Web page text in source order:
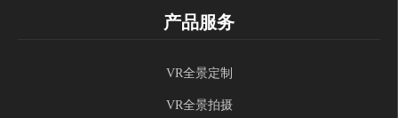
产品服务
VR全景定制
VR全景拍摄